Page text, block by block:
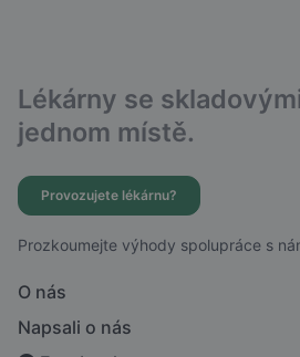
Lékárny se
jednom místě.
Provozujete lékárnu?
Prozkoumejte výhody spolupráce s
O nás
Napsali o nás